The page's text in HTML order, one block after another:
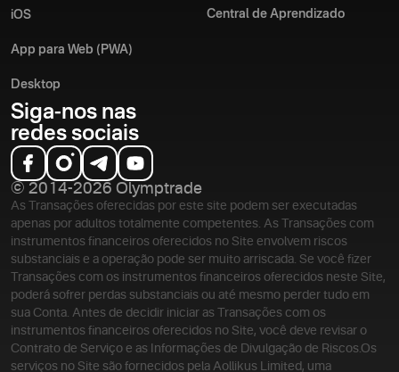
iOS
App para Web (PWA)
Desktop
Central de Aprendizado
Siga-nos nas
redes sociais
© 2014-2026 Olymptrade
As Transações oferecidas por este site podem ser executadas
apenas por adultos totalmente competentes. As Transações com
instrumentos financeiros oferecidos no Site envolvem riscos
substanciais e a operação pode ser muito arriscada. Se você fizer
Transações com os instrumentos financeiros oferecidos neste Site,
poderá sofrer perdas substanciais ou até mesmo perder tudo em
sua Conta. Antes de decidir iniciar as Transações com os
instrumentos financeiros oferecidos no Site, você deve revisar o
Contrato de Serviço e as Informações de Divulgação de Riscos.Os
serviços no Site são fornecidos pela Aollikus Limited, uma